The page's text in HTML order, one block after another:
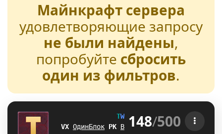
Майнкрафт сервера
удовлетворяющие запросу
не были найдены,
попробуйте сбросить
один из фильтров.
TW NT URE
[1.21-26.2]
@Z ОдинБлок QH Выживание [N БедВарс
148/500